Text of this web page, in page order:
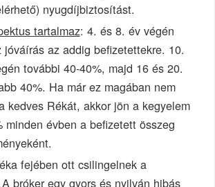
nyugdíjbiztosítást.
tartalmaz: 4. és 8. év végén
jóváírás az addig befizetettekre. 10.
további 40-40%, majd 16 és 20.
40%. Ha már ez magában nem
kedves Rékát, akkor jön a kegyelem
minden évben a befizetett összeg
fejében ott csilingelnek a
bróker egy gyors és nyilván hibás